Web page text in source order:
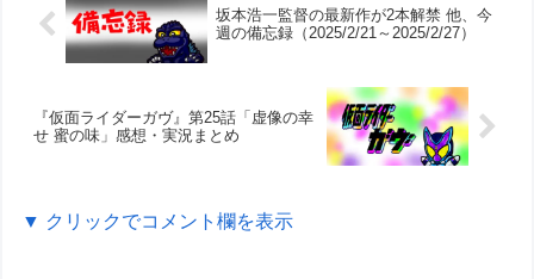
坂本浩一監督の最新作が2本解禁 他、今
週の備忘録（2025/2/21～2025/2/27）
『仮面ライダーガヴ』第25話「虚像の幸
せ 蜜の味」感想・実況まとめ
▼ クリックでコメント欄を表示